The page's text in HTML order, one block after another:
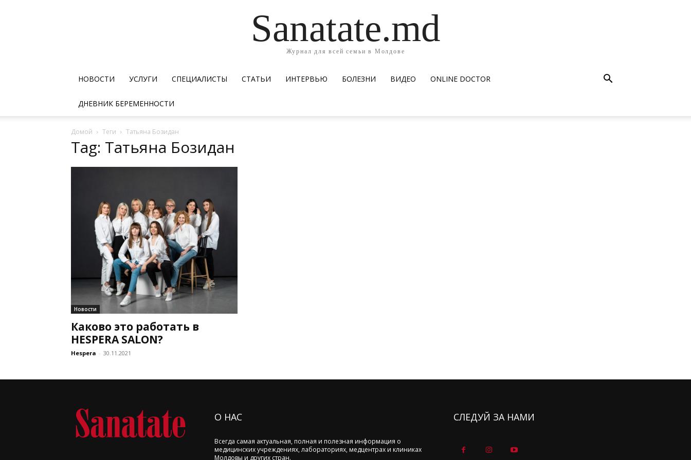
Sanatate.md
Журнал для всей семьи в Молдове
НОВОСТИ УСЛУГИ СПЕЦИАЛИСТЫ СТАТЬИ ИНТЕРВЬЮ БОЛЕЗНИ ВИДЕО ОNLINE DOCTOR
ДНЕВНИК БЕРЕМЕННОСТИ
Домой Теги Татьяна Бозидан
Tag: Татьяна Бозидан
Новости
Каково это работать в
HESPERA SALON?
Hespera - 30.11.2021
О НАС
Всегда самая актуальная, полная и полезная информация о
медицинских учреждениях, лабораториях, медцентрах и клиниках
Молдовы и других стран.
СЛЕДУЙ ЗА НАМИ